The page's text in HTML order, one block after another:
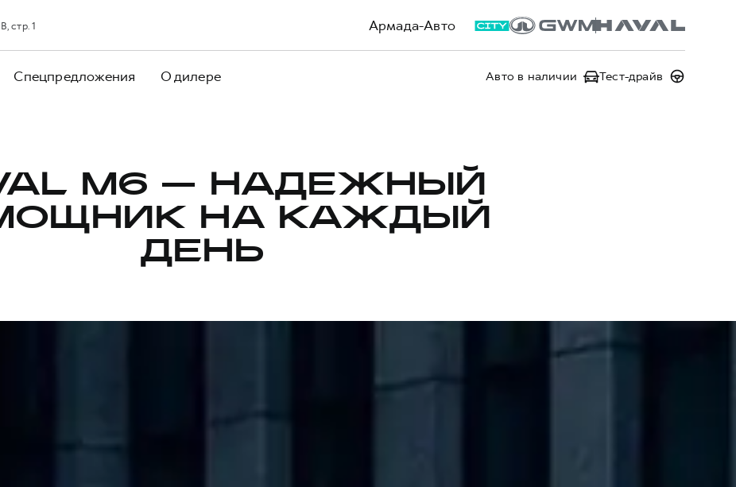
Армада-Авто
стр. 1
Спецпредложения О дилере Авто в наличии Тест-драйв
M6 — НАДЕЖНЫЙ
НА КАЖДЫЙ
ДЕНЬ